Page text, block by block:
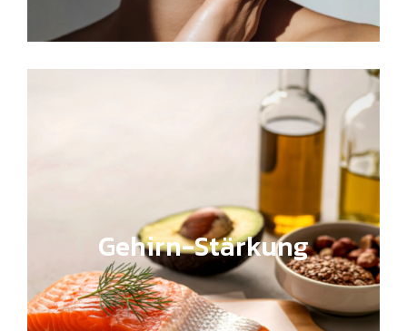
Gehirn-Stärkung